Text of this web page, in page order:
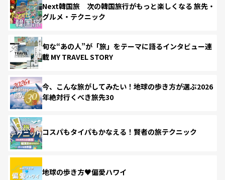
Next韓国旅 次の韓国旅行がもっと楽しくなる 旅先・
グルメ・テクニック
旬な“あの人”が「旅」をテーマに語るインタビュー連
載 MY TRAVEL STORY
今、こんな旅がしてみたい！地球の歩き方が選ぶ2026
年絶対行くべき旅先30
コスパもタイパもかなえる！賢者の旅テクニック
地球の歩き方♥偏愛ハワイ